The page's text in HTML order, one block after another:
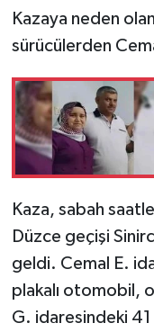
Kazaya neden
sürücülerden
Kaza, sabah
Düzce geçişi
geldi. Cemal E.
plakalı otomobil,
G. idaresindeki 41